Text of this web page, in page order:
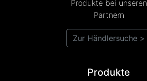
Produkte
Produkte bei unseren
Partnern
Zur Händlersuche >